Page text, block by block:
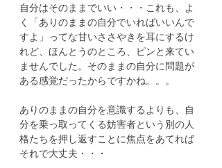
自分はそのままでいい・・・これも、よ
く「ありのままの自分でいればいいんで
すよ」ってな甘いささやきを耳にするけ
れど、ほんとうのところ、ピンと来てい
ませんでした。そのままの自分に問題が
ある感覚だったからですかね。。。
ありのままの自分を意識するよりも、自
分を乗っ取ってくる妨害者という別の人
格たちを押し返すことに焦点をあてれば
それで大丈夫・・・